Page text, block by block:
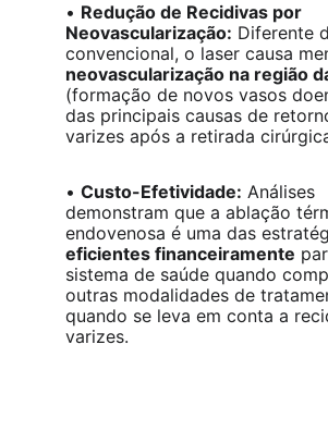
• Redução de Recidivas por
Neovascularização: Diferente
convencional, o laser causa
neovascularização na região
(formação de novos vasos
das principais causas de
varizes após a retirada
• Custo-Efetividade: Análises
demonstram que a ablação
endovenosa é uma das
eficientes financeiramente
sistema de saúde quando
outras modalidades de
quando se leva em conta a
varizes.